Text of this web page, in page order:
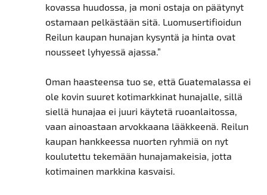
kovassa huudossa, ja moni ostaja on päätynyt
ostamaan pelkästään sitä. Luomusertifioidun
Reilun kaupan hunajan kysyntä ja hinta ovat
nousseet lyhyessä ajassa.”
Oman haasteensa tuo se, että Guatemalassa ei
ole kovin suuret kotimarkkinat hunajalle, sillä
siellä hunajaa ei juuri käytetä ruoanlaitossa,
vaan ainoastaan arvokkaana lääkkeenä. Reilun
kaupan hankkeessa nuorten ryhmiä on nyt
koulutettu tekemään hunajamakeisia, jotta
kotimainen markkina kasvaisi.